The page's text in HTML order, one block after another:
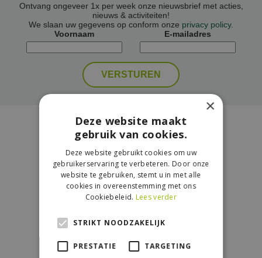
Ontvang ongeveer 1x per week onze nieuwsbrief met acties,
nieuws & activiteiten!
We slaan uw gegevens op conform onze privacy policy.
Voornaam
E-mailadres
Contact
GroenRijk de Wilskracht
Donau 119
2491 BB Den Haag
info@dewilskracht.groenrijk.nl
×
Deze website maakt
gebruik van cookies.
Deze website gebruikt cookies om uw
gebruikerservaring te verbeteren. Door onze
website te gebruiken, stemt u in met alle
cookies in overeenstemming met ons
Cookiebeleid. Lees verder
STRIKT NOODZAKELIJK
PRESTATIE TARGETING